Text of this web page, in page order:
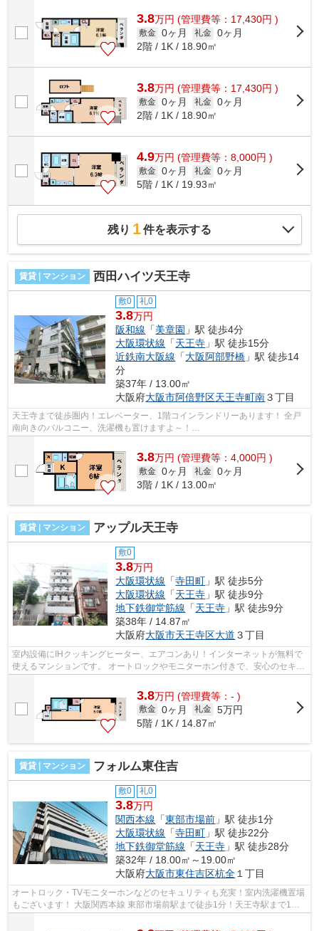
3.8万円 (管理費等：17,430円 )
敷金 0ヶ月 礼金 0ヶ月
2階 / 1K / 18.90㎡
3.8万円 (管理費等：17,430円 )
敷金 0ヶ月 礼金 0ヶ月
2階 / 1K / 18.90㎡
4.9万円 (管理費等：8,000円 )
敷金 0ヶ月 礼金 0ヶ月
5階 / 1K / 19.93㎡
残り 1件を表示する
賃貸 | マンション 西田ハイツ天王寺
敷0 礼0
3.8万円
阪和線 「美章園 」駅 徒歩4分
大阪環状線 「天王寺 」駅 徒歩15分
近鉄南大阪線 「大阪阿部野橋 」駅 徒歩14
分
築37年 / 13.00㎡
大阪府大阪市阿倍野区天王寺町南３丁目
天王寺まで徒歩圏内！エレベーター、1階コインランドリーあります！ 全戸
南向きのバルコニー、洗濯機も置けますよ～！
3.8万円 (管理費等：4,000円 )
敷金 0ヶ月 礼金 0ヶ月
3階 / 1K / 13.00㎡
賃貸 | マンション アップル天王寺
敷0
3.8万円
大阪環状線 「寺田町 」駅 徒歩5分
大阪環状線 「天王寺 」駅 徒歩9分
地下鉄御堂筋線 「天王寺 」駅 徒歩9分
築38年 / 14.87㎡
大阪府大阪市天王寺区大道 ３丁目
室内設備にIHクッキングヒーター、エアコンあり！インターネットが無料で
使えるマンションです。 オートロックやモニターホン付きで、安心のセキュ
3.8万円 (管理費等：- )
敷金 0ヶ月 礼金 5万円
5階 / 1K / 14.87㎡
賃貸 | マンション フォルム東住吉
敷0 礼0
3.8万円
関西本線 「東部市場前 」駅 徒歩1分
大阪環状線 「寺田町 」駅 徒歩22分
地下鉄御堂筋線 「天王寺 」駅 徒歩28分
築32年 / 18.00㎡～19.00㎡
大阪府大阪市東住吉区杭全 １丁目
オートロック・TVモニターホンなどのセキュリティも充実！室内洗濯機置場
もございます！ 大阪関西本線 東部市場前駅まで徒歩1分！天王寺駅まで1駅